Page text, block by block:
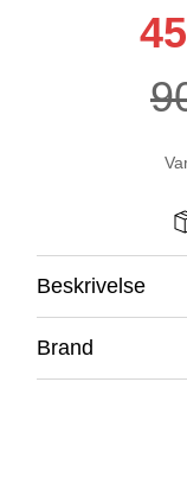
Beskrivelse
Brand